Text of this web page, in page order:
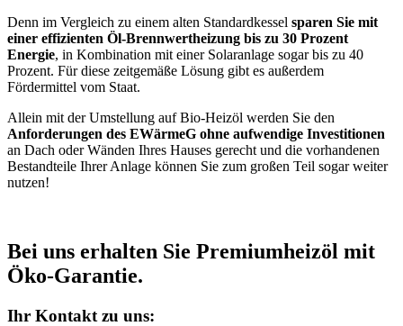
Denn im Vergleich zu einem alten Standardkessel sparen Sie mit
einer effizienten Öl-Brennwertheizung bis zu 30 Prozent
Energie, in Kombination mit einer Solaranlage sogar bis zu 40
Prozent. Für diese zeitgemäße Lösung gibt es außerdem
Fördermittel vom Staat.
Allein mit der Umstellung auf Bio-Heizöl werden Sie den
Anforderungen des EWärmeG ohne aufwendige Investitionen
an Dach oder Wänden Ihres Hauses gerecht und die vorhandenen
Bestandteile Ihrer Anlage können Sie zum großen Teil sogar weiter
nutzen!
Bei uns erhalten Sie Premiumheizöl mit
Öko-Garantie.
Ihr Kontakt zu uns: